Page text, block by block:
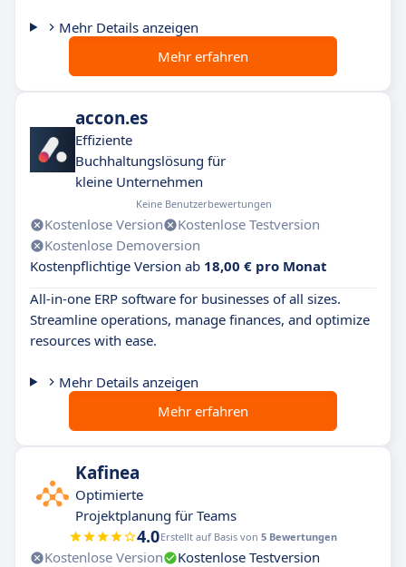
Mehr Details anzeigen
Mehr erfahren
accon.es
Effiziente
Buchhaltungslösung für
kleine Unternehmen
Keine Benutzerbewertungen
Kostenlose Version
Kostenlose Testversion
Kostenlose Demoversion
Kostenpflichtige Version ab 18,00 € pro Monat
All-in-one ERP software for businesses of all sizes.
Streamline operations, manage finances, and optimize
resources with ease.
Mehr Details anzeigen
Mehr erfahren
Kafinea
Optimierte
Projektplanung für Teams
4.0Erstellt auf Basis von 5 Bewertungen
Kostenlose Version
Kostenlose Testversion